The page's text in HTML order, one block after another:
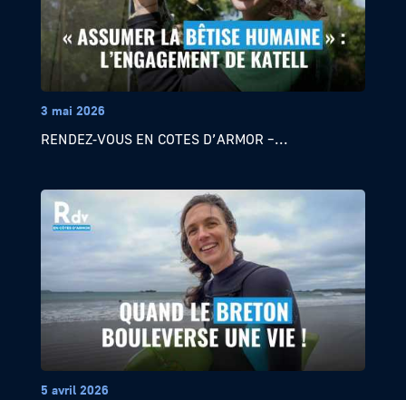
3 mai 2026
RENDEZ-VOUS EN COTES D’ARMOR –...
5 avril 2026